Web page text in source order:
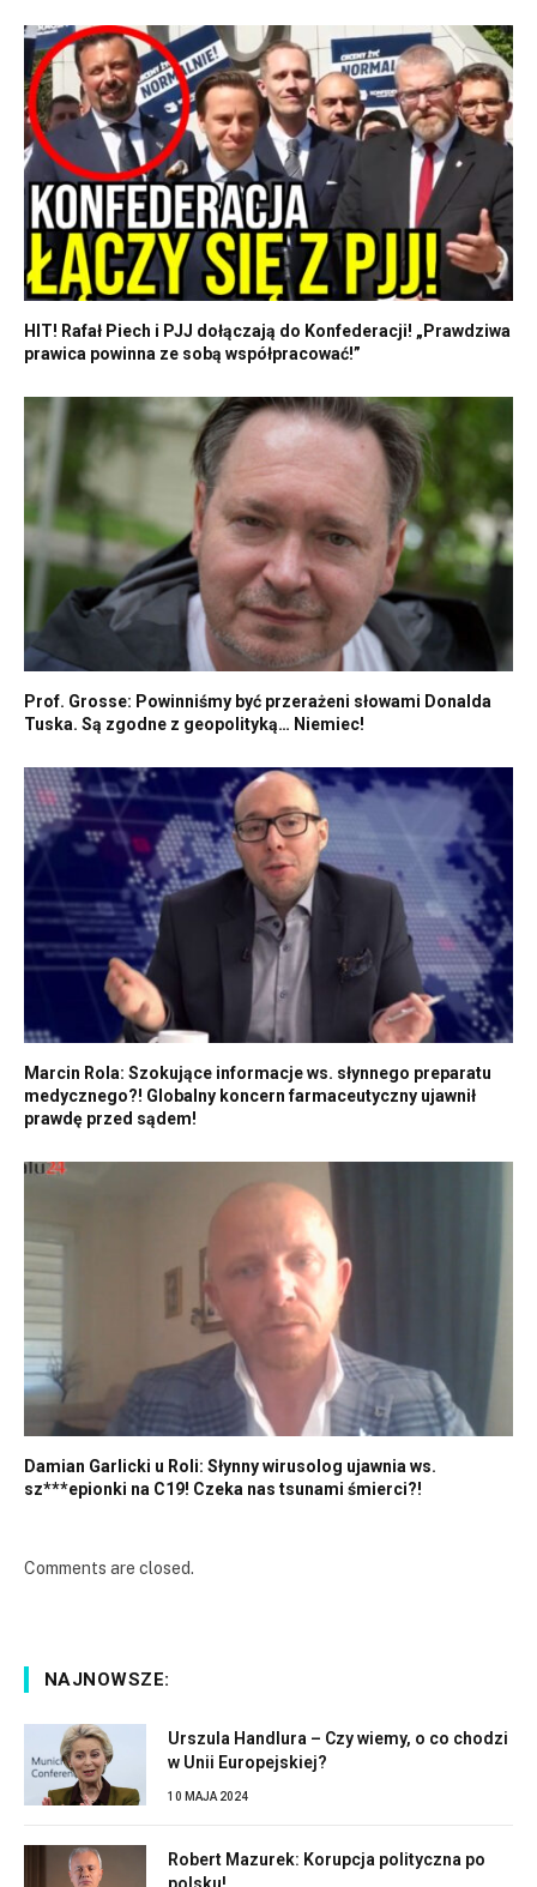
HIT! Rafał Piech i PJJ dołączają do Konfederacji! „Prawdziwa
prawica powinna ze sobą współpracować!”
Prof. Grosse: Powinniśmy być przerażeni słowami Donalda
Tuska. Są zgodne z geopolityką… Niemiec!
Marcin Rola: Szokujące informacje ws. słynnego preparatu
medycznego?! Globalny koncern farmaceutyczny ujawnił
prawdę przed sądem!
Damian Garlicki u Roli: Słynny wirusolog ujawnia ws.
sz***epionki na C19! Czeka nas tsunami śmierci?!
Comments are closed.
NAJNOWSZE:
Urszula Handlura – Czy wiemy, o co chodzi
w Unii Europejskiej?
10 MAJA 2024
Robert Mazurek: Korupcja polityczna po